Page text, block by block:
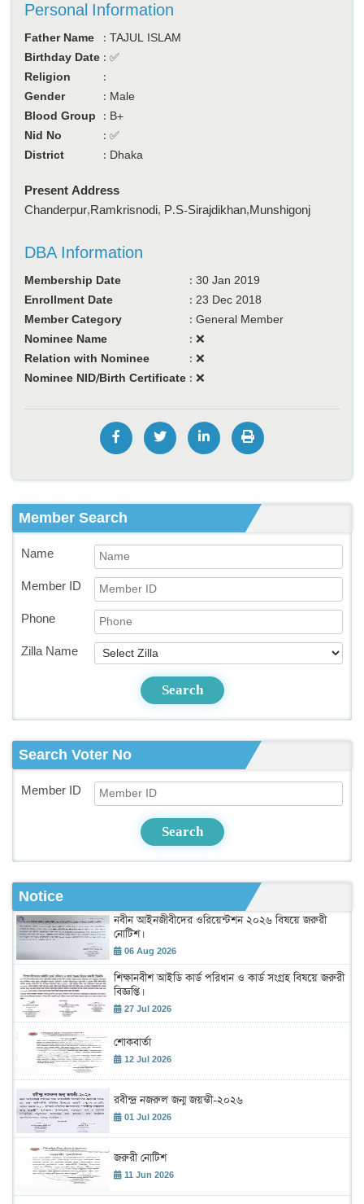
Personal Information
Father Name : TAJUL ISLAM
Birthday Date : ✅
Religion
:
Gender
: Male
Blood Group
: B+
Nid No
: ✅
District
: Dhaka
Present Address
Chanderpur,Ramkrisnodi, P.S-Sirajdikhan,Munshigonj
DBA Information
Membership Date : 30 Jan 2019
Enrollment Date
: 23 Dec 2018
Member Category
: General Member
Nominee Name
: ❌
Relation with Nominee
: ❌
Nominee NID/Birth Certificate : ❌
Member Search
Name
Member ID
Phone
Zilla Name
Search
Search Voter No
Member ID
Search
Notice
নবীন আইনজীবীদের ওরিয়েন্টশন ২০২৬ বিষয়ে জরুরী
নোটিশ।
06 Aug 2026
শিক্ষানবীশ আইডি কার্ড পরিধান ও কার্ড সংগ্রহ বিষয়ে জরুরী
বিজ্ঞপ্তি।
27 Jul 2026
শোকবার্তা
12 Jul 2026
রবীন্দ্র নজরুল জন্ম জয়ন্তী-২০২৬
01 Jul 2026
জরুরী নোটিশ
11 Jun 2026